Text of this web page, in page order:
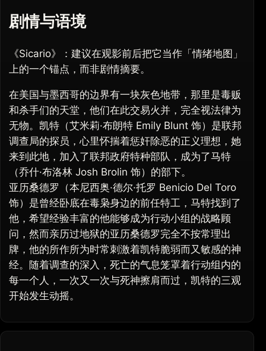
剧情与语境
《Sicario》：建议在观影前后把它当作「情绪地图」
上的一个锚点，而非剧情摘要。
在美国与墨西哥的边界有一块灰色地带，那里是毒贩
和杀手们的天堂，他们在此交易火并，完全视法律为
无物。凯特（艾米莉·布朗特 Emily Blunt 饰）是联邦
调查局的探员，心里怀揣着惩奸除恶的正义理想，她
来到此地，加入了联邦政府特种部队，成为了马特
（乔什·布洛林 Josh Brolin 饰）的部下。
亚历桑德罗（本尼西奥·德尔·托罗 Benicio Del Toro
饰）是曾经卧底在毒枭身边的前任特工，马特找到了
他，希望经验丰富的他能够成为行动小组的战略顾
问，然而亲历过地狱的亚历桑德罗完全不按常理出
牌，他的所作所为时常刺激着凯特脆弱而又敏感的神
经。随着调查的深入，死亡的气息笼罩着行动组内的
每一个人，一次又一次与死神擦肩而过，凯特的三观
开始发生动摇。